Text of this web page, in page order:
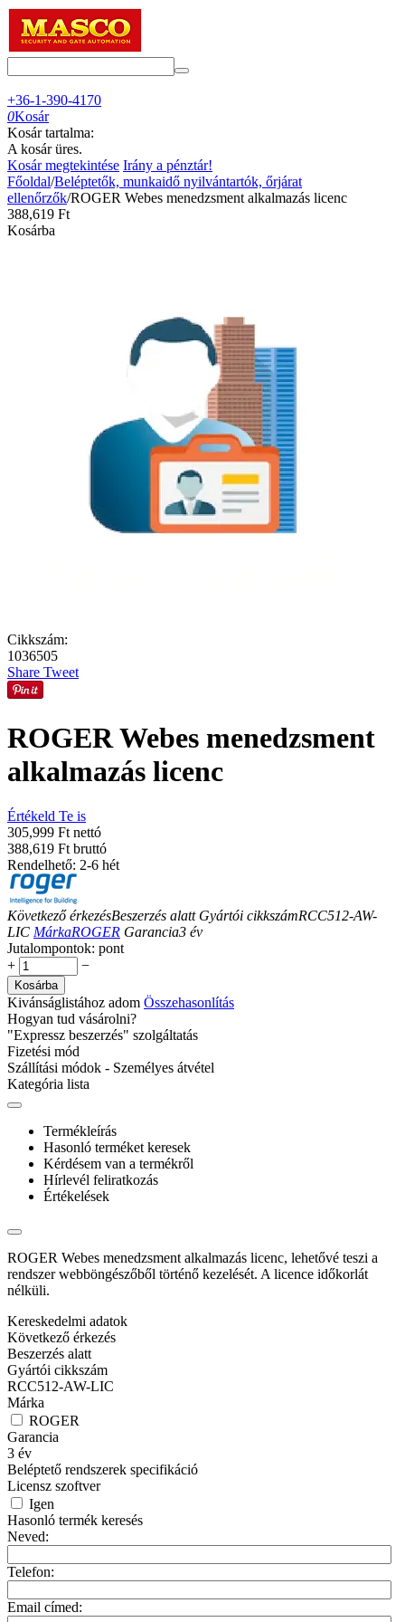
+36-1-390-4170
0Kosár
Kosár tartalma:
A kosár üres.
Kosár megtekintése Irány a pénztár!
Főoldal/Beléptetők, munkaidő nyilvántartók, őrjárat
ellenőrzők/ROGER Webes menedzsment alkalmazás licenc
388,619 Ft
Kosárba
Cikkszám:
1036505
Share Tweet
ROGER Webes menedzsment
alkalmazás licenc
Értékeld Te is
305,999 Ft nettó
388,619 Ft bruttó
Rendelhető: 2-6 hét
Következő érkezésBeszerzés alatt Gyártói cikkszámRCC512-AW-
LIC MárkaROGER Garancia3 év
Jutalompontok: pont
+
−
Kosárba
Kivánságlistához adom Összehasonlítás
Hogyan tud vásárolni?
"Expressz beszerzés" szolgáltatás
Fizetési mód
Szállítási módok - Személyes átvétel
Kategória lista
Termékleírás
Hasonló terméket keresek
Kérdésem van a termékről
Hírlevél feliratkozás
Értékelések
ROGER Webes menedzsment alkalmazás licenc, lehetővé teszi a
rendszer webböngészőből történő kezelését. A licence időkorlát
nélküli.
Kereskedelmi adatok
Következő érkezés
Beszerzés alatt
Gyártói cikkszám
RCC512-AW-LIC
Márka
ROGER
Garancia
3 év
Beléptető rendszerek specifikáció
Licensz szoftver
Igen
Hasonló termék keresés
Neved:
Telefon:
Email címed: